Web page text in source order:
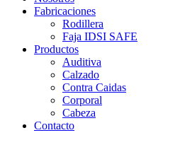
Fabricaciones
Rodillera
Faja IDSI SAFE
Productos
Auditiva
Calzado
Contra Caidas
Corporal
Cabeza
Contacto